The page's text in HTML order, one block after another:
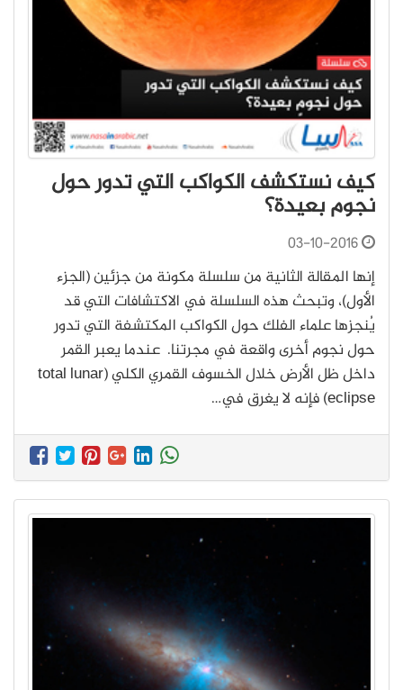
كيف نستكشف الكواكب التي تدور حول
نجوم بعيدة؟
03-10-2016
إنها المقالة الثانية من سلسلة مكونة من جزئين (الجزء
الأول)، وتبحث هذه السلسلة في الاكتشافات التي قد
يُنجزها علماء الفلك حول الكواكب المكتشفة التي تدور
حول نجوم أخرى واقعة في مجرتنا. عندما يعبر القمر
داخل ظل الأرض خلال الخسوف القمري الكلي (total lunar
eclipse) فإنه لا يغرق في…